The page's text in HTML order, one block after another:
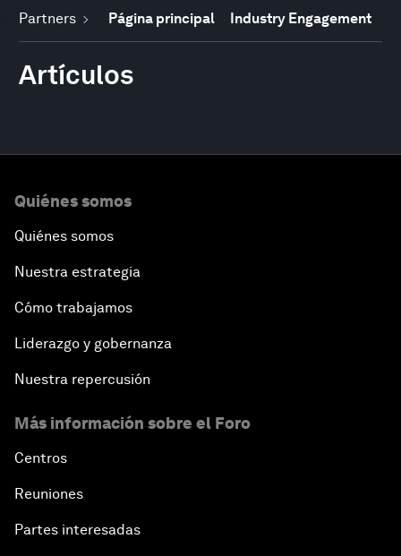
Partners Página principal Industry Engagement
Artículos
Quiénes somos
Quiénes somos
Nuestra estrategia
Cómo trabajamos
Liderazgo y gobernanza
Nuestra repercusión
Más información sobre el Foro
Centros
Reuniones
Partes interesadas